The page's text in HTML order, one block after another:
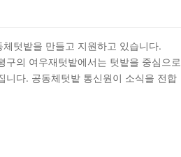
텃밭을 만들고 지원하고 있습니다.
의 여우재텃밭에서는 텃밭을 중심으로
니다. 공동체텃밭 통신원이 소식을 전합